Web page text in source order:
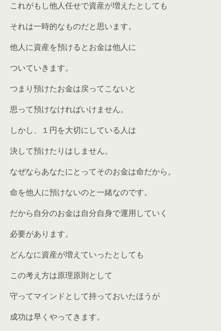
これがもし他人任せで資産が増えたとしても
それは一時的なものだと思います。
他人に資産を預けるとお金は他人に
ついていきます。
つまり預けたお金は戻ってこないと
思って預けなければいけません。
しかし、１円を大切にしている人は
決して預けたりはしません。
なぜならあなたにとってそのお金は命だから。
命を他人に預けないのと一緒なのです。
だから自分のお金は自分自身で運用していく
必要があります。
どんなに資産が増えていったとしても
この考え方は原理原則として
守ってマインドとして持っておいたほうが
成功は早くやってきます。